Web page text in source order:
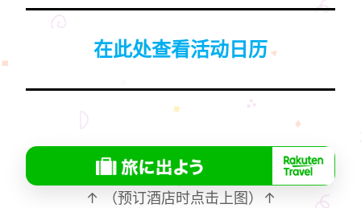
在此处查看活动日历
↑ （预订酒店时点击上图）↑